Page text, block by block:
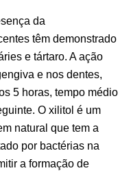
da
têm demonstrado
e tártaro. A ação
e nos dentes,
5 horas, tempo médio
O xilitol é um
natural que tem a
por bactérias na
a formação de